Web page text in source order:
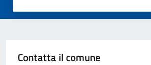
Contatta il comune